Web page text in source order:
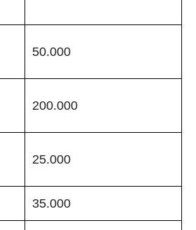
50.000
200.000
25.000
35.000